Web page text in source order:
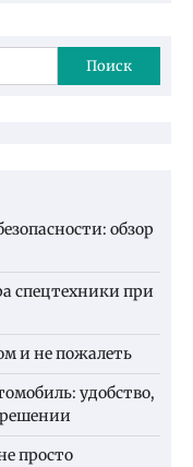
Поиск
обзор
спецтехники при
и не пожалеть
удобство,
просто